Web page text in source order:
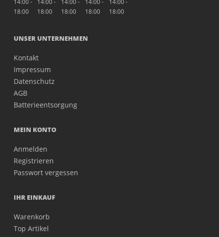
14:00 -
18:00
14:00 -
18:00
14:00 -
18:00
14:00 -
18:00
14:00 -
18:00
UNSER UNTERNEHMEN
Kontakt
Impressum
Datenschutz
AGB
Batterieentsorgung
MEIN KONTO
Anmelden
Registrieren
Passwort vergessen
IHR EINKAUF
Warenkorb
Top Artikel